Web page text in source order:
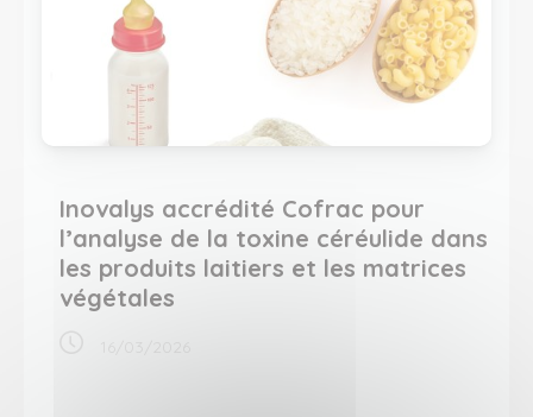
Inovalys accrédité Cofrac pour
l’analyse de la toxine céréulide dans
les produits laitiers et les matrices
végétales